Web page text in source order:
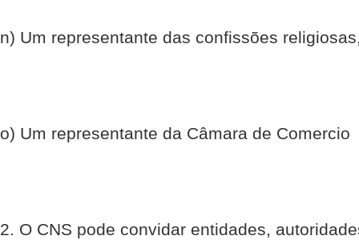
n) Um representante das confissões
o) Um representante da Câmara de Comercio
2. O CNS pode convidar entidades,